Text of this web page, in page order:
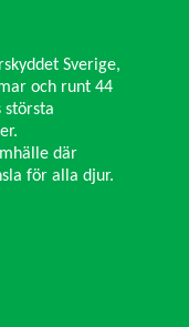
Sverige,
och runt 44
största
där
för alla djur.